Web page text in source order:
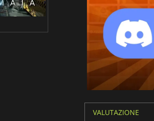
Total War WARHAMMER 3
VALUTAZIONE